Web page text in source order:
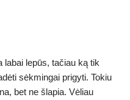
labai lepūs, tačiau ką tik
sėkmingai prigyti. Tokiu
bet ne šlapia. Vėliau